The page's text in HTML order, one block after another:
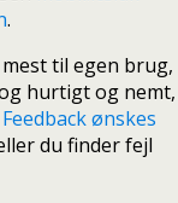
.
til egen brug,
hurtigt og nemt,
Feedback ønskes
du finder fejl